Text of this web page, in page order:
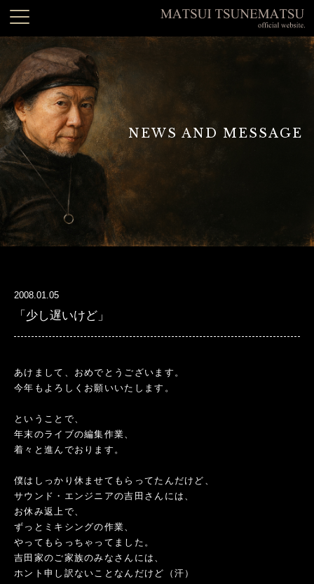
NEWS AND MESSAGE
2008.01.05
「少し遅いけど」
あけまして、おめでとうございます。
今年もよろしくお願いいたします。
ということで、
年末のライブの編集作業、
着々と進んでおります。
僕はしっかり休ませてもらってたんだけど、
サウンド・エンジニアの吉田さんには、
お休み返上で、
ずっとミキシングの作業、
やってもらっちゃってました。
吉田家のご家族のみなさんには、
ホント申し訳ないことなんだけど（汗）